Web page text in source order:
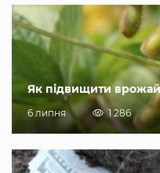
Як підвищити
6 липня 1 286